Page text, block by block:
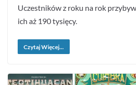
Uczestników z roku na rok
ich aż 190 tysięcy.
Czytaj Więcej...